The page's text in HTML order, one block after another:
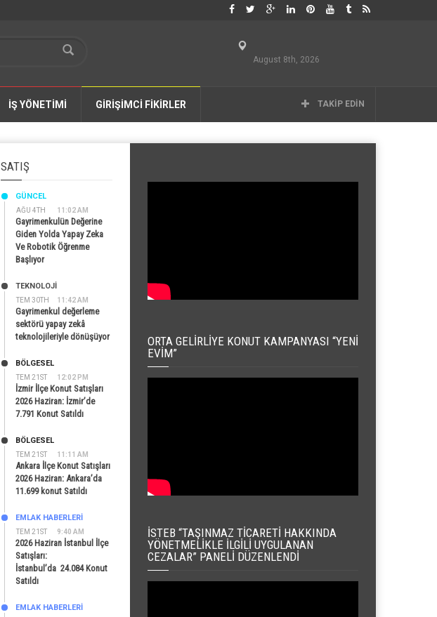
August 8th, 2026
İŞ YÖNETİMİ GİRİŞİMCİ FİKİRLER TAKIP EDIN
SATIŞ
AĞU 4TH 11:02 AM
GÜNCEL
Gayrimenkulün Değerine
Giden Yolda Yapay Zeka
Ve Robotik Öğrenme
Başlıyor
TEM 30TH 11:42 AM
TEKNOLOJİ
Gayrimenkul değerleme
sektörü yapay zekâ
teknolojileriyle dönüşüyor
TEM 21ST 12:02 PM
BÖLGESEL
İzmir İlçe Konut Satışları
2026 Haziran: İzmir’de
7.791 Konut Satıldı
TEM 21ST 11:11 AM
BÖLGESEL
Ankara İlçe Konut Satışları
2026 Haziran: Ankara’da
11.699 konut Satıldı
TEM 21ST 9:40 AM
EMLAK HABERLERI
2026 Haziran İstanbul İlçe
Satışları:
İstanbul’da 24.084 Konut
Satıldı
EMLAK HABERLERI
ORTA GELIRLIYE KONUT KAMPANYASI “YENI
EVIM”
İSTEB “TAŞINMAZ TICARETI HAKKINDA
YÖNETMELIKLE İLGILI UYGULANAN
CEZALAR” PANELI DÜZENLENDI